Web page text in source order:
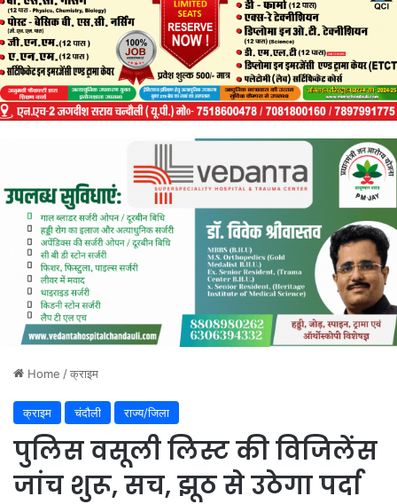
Home /क्राइम
क्राइम चंदौली राज्य/जिला
पुलिस वसूली लिस्ट की विजिलेंस
जांच शुरू, सच, झूठ से उठेगा पर्दा